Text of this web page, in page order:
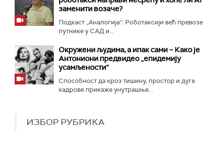
заменити возаче?
Подкаст „Аналогија“: Роботаксији већ превозе
путнике у САД и...
Окружени људима, а ипак сами – Како је
Антониони предвидео „епидемију
усамљености“
Способност да кроз тишину, простор и дуге
кадрове прикаже унутрашње...
ИЗБОР РУБРИКА